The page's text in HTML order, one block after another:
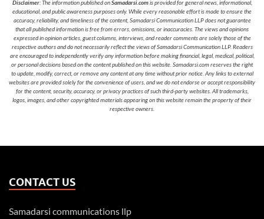
Disclaimer: The information published onSamadarsi.comis provided for general news, informational,
educational, and public awareness purposes only. While every reasonable effort is made to ensure the
accuracy, reliability, and timeliness of the content, Samadarsi Communication LLP does not guarantee
that all published information is free from errors, omissions, or inaccuracies. The views and opinions
expressed in opinion articles, guest columns, interviews, and reader comments are solely those of the
respective authors and do not necessarily reflect the views of Samadarsi Communication LLP. Readers
are encouraged to independently verify any information before making financial, legal, medical, political,
or personal decisions based on the content published on this website. Samadarsi.com reserves the right
to update, modify, correct, or remove any content at any time without prior notice. Any links to external
websites are provided solely for the convenience of users, and we do not endorse or accept responsibility
for the content, security, accuracy, or privacy practices of such third-party websites. All trademarks,
logos, images, and other copyrighted materials appearing on this website remain the property of their
respective owners.
CONTACT US
Samadarsi communications llp